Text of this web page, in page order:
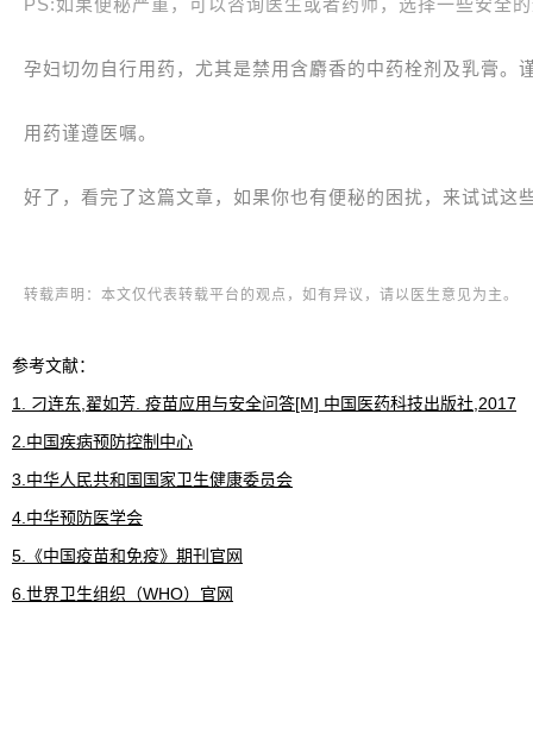
PS:如果便秘严重，可以咨询医生或者药师，选择一些安全
孕妇切勿自行用药，尤其是禁用含麝香的中药栓剂及乳膏。
用药谨遵医嘱。
好了，看完了这篇文章，如果你也有便秘的困扰，来试试这
转载声明：本文仅代表转载平台的观点，如有异议，请以医生意见为主。
参考文献：
1. 刁连东,翟如芳. 疫苗应用与安全问答[M] 中国医药科技出版社,2017
2.中国疾病预防控制中心
3.中华人民共和国国家卫生健康委员会
4.中华预防医学会
5.《中国疫苗和免疫》期刊官网
6.世界卫生组织（WHO）官网